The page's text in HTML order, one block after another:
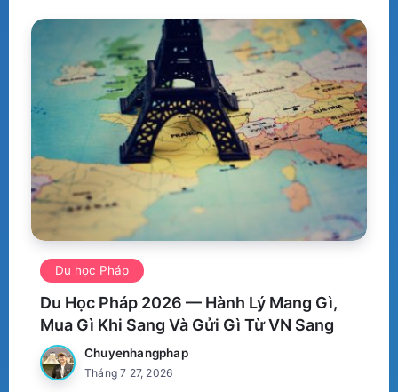
Du học Pháp
Du Học Pháp 2026 — Hành Lý Mang Gì,
Mua Gì Khi Sang Và Gửi Gì Từ VN Sang
Chuyenhangphap
Tháng 7 27, 2026